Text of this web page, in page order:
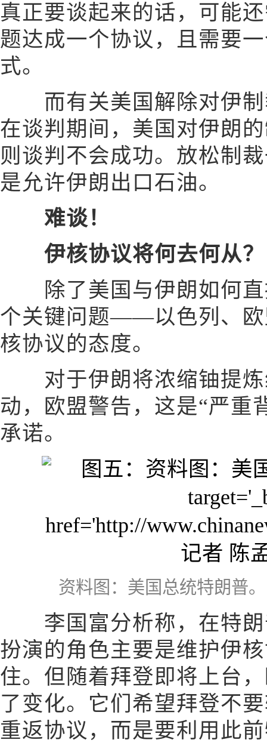
真正要谈起来的话，可能
题达成一个协议，且需要
式。
而有关美国解除对伊制
在谈判期间，美国对伊朗
则谈判不会成功。放松制
是允许伊朗出口石油。
难谈！
伊核协议将何去何从？
除了美国与伊朗如何直
个关键问题——以色列、欧
核协议的态度。
对于伊朗将浓缩铀提炼
动，欧盟警告，这是“严重
承诺。
资料图：美国总统特朗普
李国富分析称，在特朗
扮演的角色主要是维护伊
住。但随着拜登即将上台
了变化。它们希望拜登不
重返协议，而是要利用此